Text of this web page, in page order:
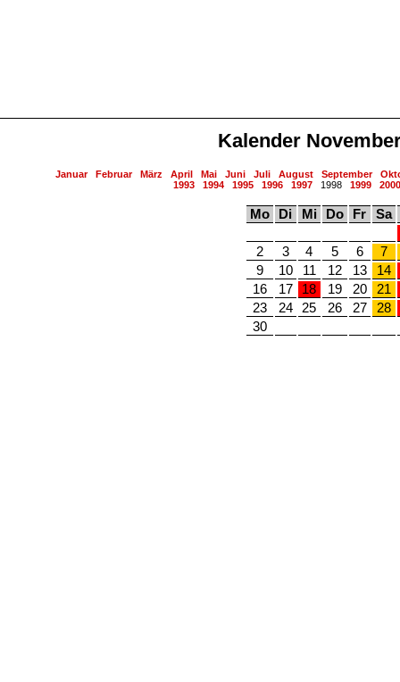
Kalender
Januar Februar März April Mai Juni Juli August September
1993
1994 1995 1996 19971998 1999 2000
Mo Di Mi Do Fr Sa
2 3 4 5 6
7
9
10 11 12 13
14
16
17 18 19 20
21
23
24 25 26 27
28
30